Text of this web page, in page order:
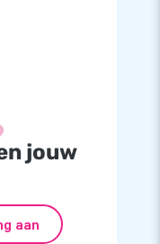
jouw
aan